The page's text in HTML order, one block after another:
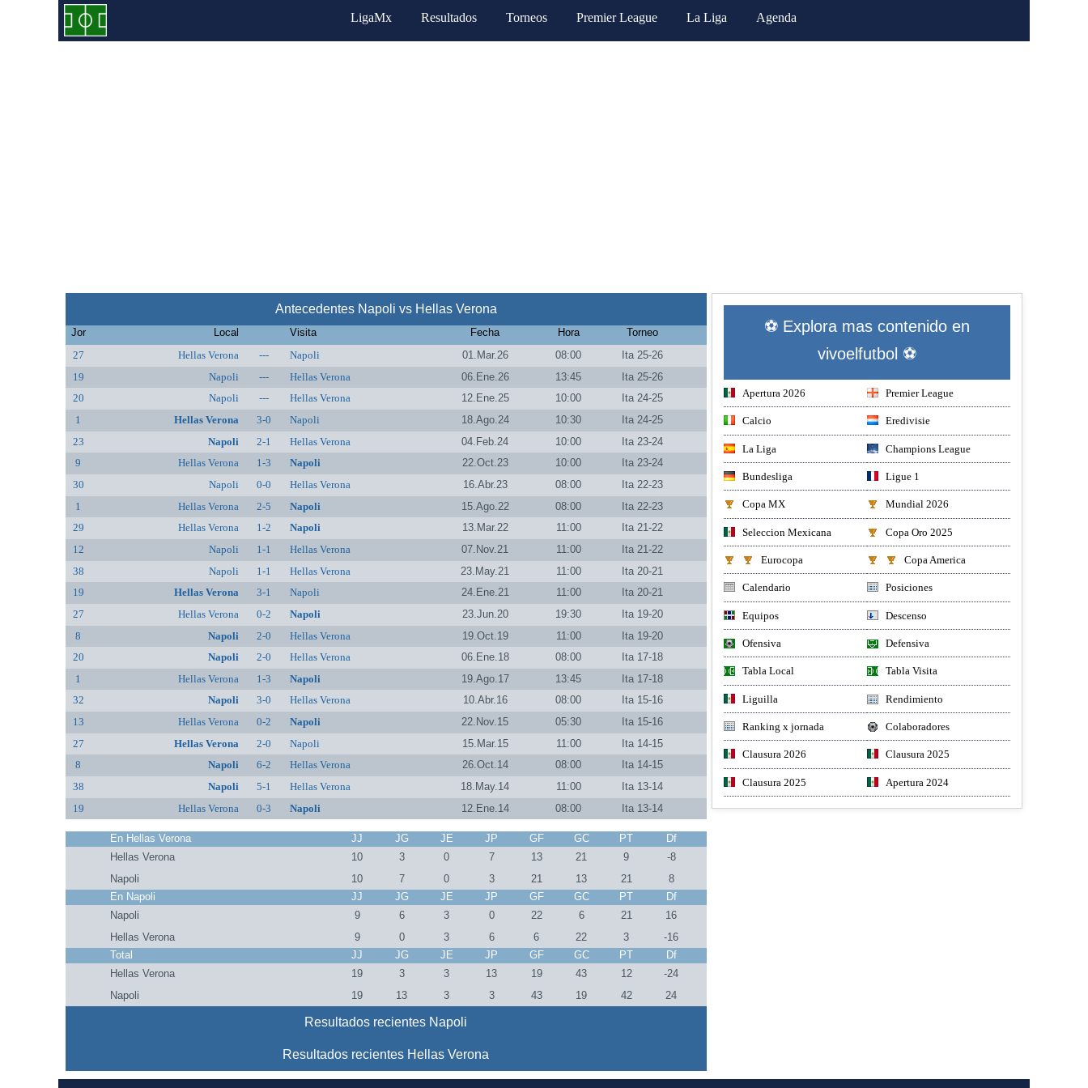
LigaMx Resultados Torneos Premier League La Liga Agenda
Antecedentes Napoli vs Hellas Verona
Jor Local Visita Fecha Hora
Torneo
27
Hellas Verona --- Napoli 01.Mar.26 08:00
Ita 25-26
19
Napoli --- Hellas Verona 06.Ene.26 13:45
Ita 25-26
20
Napoli --- Hellas Verona 12.Ene.25 10:00
Ita 24-25
1
Hellas Verona 3-0 Napoli 18.Ago.24 10:30
Ita 24-25
23
Napoli 2-1 Hellas Verona 04.Feb.24 10:00
Ita 23-24
9
Hellas Verona 1-3 Napoli 22.Oct.23 10:00
Ita 23-24
30
Napoli 0-0 Hellas Verona 16.Abr.23 08:00
Ita 22-23
1
Hellas Verona 2-5 Napoli 15.Ago.22 08:00
Ita 22-23
29
Hellas Verona 1-2 Napoli 13.Mar.22 11:00
Ita 21-22
12
Napoli 1-1 Hellas Verona 07.Nov.21 11:00
Ita 21-22
38
Napoli 1-1 Hellas Verona 23.May.21 11:00
Ita 20-21
19
Hellas Verona 3-1 Napoli 24.Ene.21 11:00
Ita 20-21
27
Hellas Verona 0-2 Napoli 23.Jun.20 19:30
Ita 19-20
8
Napoli 2-0 Hellas Verona 19.Oct.19 11:00
Ita 19-20
20
Napoli 2-0 Hellas Verona 06.Ene.18 08:00
Ita 17-18
1
Hellas Verona 1-3 Napoli 19.Ago.17 13:45
Ita 17-18
32
Napoli 3-0 Hellas Verona 10.Abr.16 08:00
Ita 15-16
13
Hellas Verona 0-2 Napoli 22.Nov.15 05:30
Ita 15-16
27
Hellas Verona 2-0 Napoli 15.Mar.15 11:00
Ita 14-15
8
Napoli 6-2 Hellas Verona 26.Oct.14 08:00
Ita 14-15
38
Napoli 5-1 Hellas Verona 18.May.14 11:00
Ita 13-14
19
Hellas Verona 0-3 Napoli 12.Ene.14 08:00 Ita 13-14
En Hellas Verona JJ JG JE JP GF GC PT
Df
Hellas Verona
10 3 0 7 13 21 9
-8
Napoli
10 7 0 3 21 13 21
8
En Napoli
JJ JG JE JP GF GC PT
Df
Napoli
9 6 3 0 22 6 21
16
Hellas Verona
9 0 3 6 6 22 3
-16
Total
JJ JG JE JP GF GC PT
Df
Hellas Verona
19 3 3 13 19 43 12
-24
Napoli
19 13 3 3 43 19 42 24
Resultados recientes Napoli
Resultados recientes Hellas Verona
⚽ Explora mas contenido en
vivoelfutbol ⚽
Apertura 2026 Premier League
Calcio Eredivisie
La Liga Champions League
Bundesliga Ligue 1
Copa MX Mundial 2026
Seleccion Mexicana Copa Oro 2025
Eurocopa Copa America
Calendario Posiciones
Equipos Descenso
Ofensiva Defensiva
Tabla Local Tabla Visita
Liguilla Rendimiento
Ranking x jornada Colaboradores
Clausura 2026 Clausura 2025
Clausura 2025 Apertura 2024